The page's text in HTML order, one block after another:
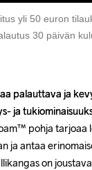
yli 50 euron
30 päivän
palauttava ja
ja
pohja tarjoaa
ja antaa
on
palauttava ja
ja
pohja tarjoaa
ja antaa
on